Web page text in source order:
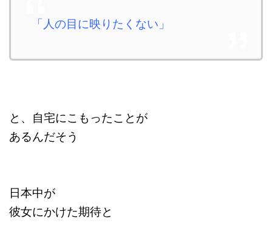
「人の目に映りたくない」
と、自宅にこもったことが
あるんだそう
日本中が
彼女にかけた期待と